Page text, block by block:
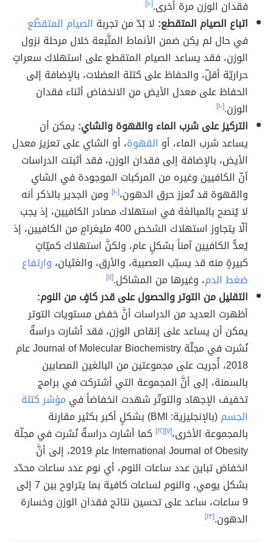
فقدان الوزن مرة أخرى.[١٠]
اتباع الصيام المتقطع: لا بُدّ من تجربة الصيام المتقطّع
في حال لم يكن ضمن الأنماط المتَّبعة خلال مرحلة نزول
الوزن، فقد يساعد الصيام المتقطع على استهلاك سعراتٍ
حراريّة أقلّ، والحفاظ على كتلة العضلات، بالإضافة إلى
الحفاظ على معدل الأيض من الانخفاض أثناء فقدان
الوزن.[١٠]
التركيز على شرب الماء والقهوة والشاي: يمكن أن
يساعد شرب الماء، أو القهوة، أو الشاي على تعزيز معدل
الأيض، بالإضافة إلى فقدان الوزن، فقد أثبتت الدراسات
أنّ الكافيين وغيره من المركبات الموجودة في الشاي
والقهوة قد تُعزز حرق الدهون،[١٠] ومن الجدير بالذكر أنه
لا يُنصح بالمبالغة في استهلاك مصادر الكافيين، إذ يجب
ألّا يتجاوز استهلاك الشخص 400 مليغرامٍ من الكافيين، إذ
يُعدُّ الكافيين آمناً بشكلٍ عام، ولكنَّ استهلاك كميّاتٍ
كبيرةٍ منه قد يسبّب العصبية، والأرق، والغثيان، وارتفاع
ضغط الدم، وغيرها من المشاكل.[١١]
التقليل من التوتر والحصول على قدر كافٍ من النوم:
أظهرت العديد من الدراسات أنَّ خفض مستويات التوتر
يمكن أن يساعد على إنقاص الوزن، فقد أشارت دراسةٌ
نُشرت في مجلّة Journal of Molecular Biochemistry عام
2018، أُجريت على مجموعتين من البالغين المصابين
بالسمنة، إلى أنَّ المجموعة التي أشتركت في برامج
تخفيف الإجهاد والتوتّر شهدت انخفاضاً في مؤشر كتلة
الجسم
(بالإنجليزية: BMI) بشكلٍ أكبر بكثير مقارنة
بالمجموعة الأخرى،[٧] [١٢] كما أشارت دراسةٌ نُشرت في مجلّة
International Journal of Obesity عام 2019، إلى أنَّ
انخفاض تباين عدد ساعات النوم، أي نوم عدد ساعات محدّد
بشكل يومي، والنوم لساعات كافية بما يتراوح بين 7 إلى
9 ساعات، ساعد على تحسين نتائج فقدان الوزن وخسارة
الدهون.[١٣]